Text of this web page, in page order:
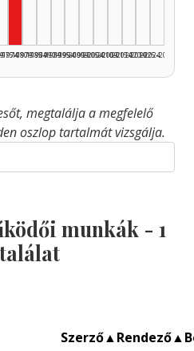
1980–1984
1985–1989
1990–1994
1995–1999
2000–2004
2005–2009
2010–2014
2015–2019
2020–2024
2025–2026
megtalálja a megfelelő
oszlop tartalmát vizsgálja.
munkák - 1
Szerző▲Rendező▲